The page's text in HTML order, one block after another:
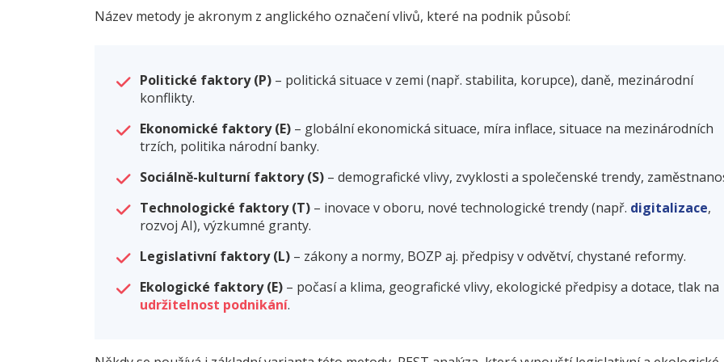
Název metody je akronym z anglického označení vlivů, které na podnik působí:
Politické faktory (P) – politická situace v zemi (např. stabilita, korupce), daně, mezinárodní
konflikty.
Ekonomické faktory (E) – globální ekonomická situace, míra inflace, situace na mezinárodních
trzích, politika národní banky.
Sociálně-kulturní faktory (S) – demografické vlivy, zvyklosti a společenské trendy,
Technologické faktory (T) – inovace v oboru, nové technologické trendy (např. digitalizace,
rozvoj AI), výzkumné granty.
Legislativní faktory (L) – zákony a normy, BOZP aj. předpisy v odvětví, chystané reformy.
Ekologické faktory (E) – počasí a klima, geografické vlivy, ekologické předpisy a dotace, tlak na
udržitelnost podnikání.